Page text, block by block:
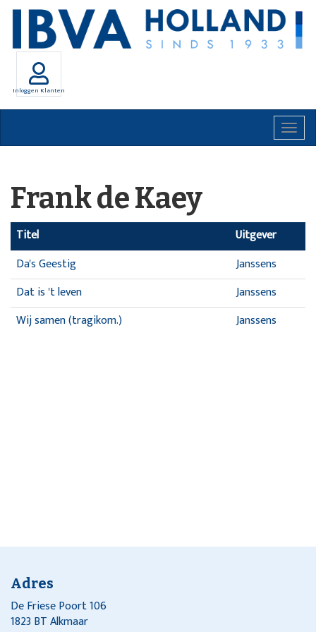
Inloggen Klanten
Frank de Kaey
Titel
Uitgever
Da's Geestig
Janssens
Dat is 't leven
Janssens
Wij samen (tragikom.)
Janssens
Adres
De Friese Poort 106
1823 BT Alkmaar